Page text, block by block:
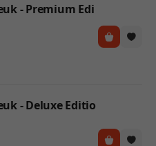
- Premium Edi
- Deluxe Editio